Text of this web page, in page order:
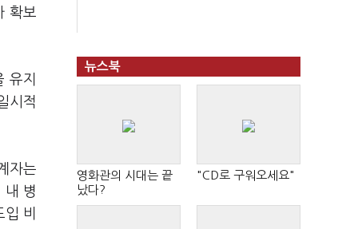
확보
유지
시적
자는
내 병
비
뉴스북
영화관의 시대는 끝
났다?
"CD로 구워오세요"